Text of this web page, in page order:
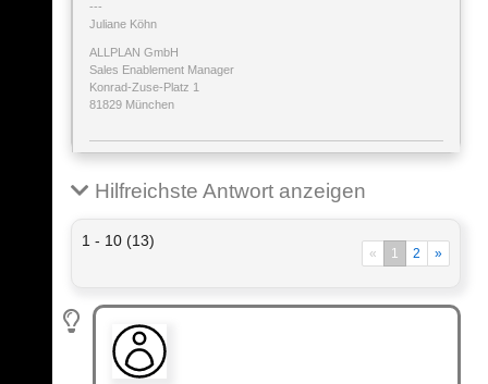
Juliane Köhn
ALLPLAN GmbH
Sales Enablement Manager
Konrad-Zuse-Platz 1
81829 München
Hilfreichste Antwort anzeigen
1 - 10 (13)
« 1 2 »